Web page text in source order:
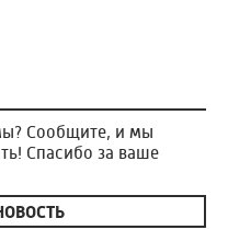
Сообщите, и мы
Спасибо за ваше